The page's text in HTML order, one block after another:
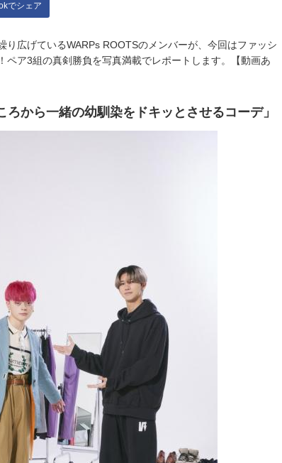
でシェア
り広げているWARPs ROOTSのメンバーが、今回はファッシ
ペア3組の真剣勝負を写真満載でレポートします。【動画あ
ろから一緒の幼馴染をドキッとさせるコーデ」